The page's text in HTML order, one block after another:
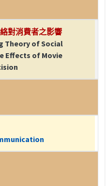
對消費者之影響
Theory of Social
Effects of Movie